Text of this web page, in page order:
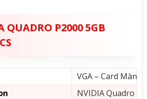
QUADRO P2000 5GB
VGA – Card Màn
NVIDIA Quadro